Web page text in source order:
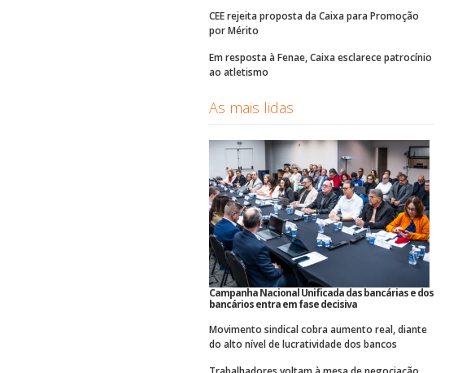
CEE rejeita proposta da Caixa para Promoção
por Mérito
Em resposta à Fenae, Caixa esclarece patrocínio
ao atletismo
As mais lidas
Campanha Nacional Unificada das bancárias e dos
bancários entra em fase decisiva
Movimento sindical cobra aumento real, diante
do alto nível de lucratividade dos bancos